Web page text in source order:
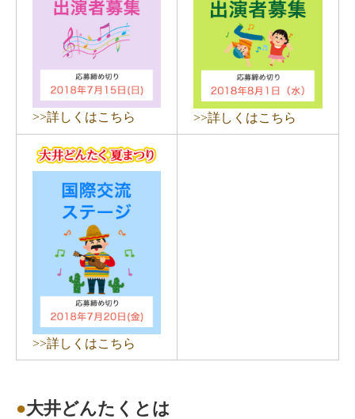
>>詳しくはこちら >>詳しくはこちら
>>詳しくはこちら
大井どんたくとは